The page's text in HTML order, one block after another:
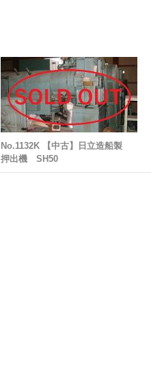
No.1132K 【中古】日立造船製
押出機 SH50